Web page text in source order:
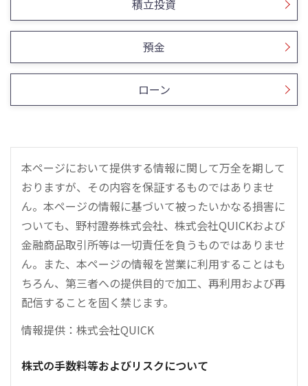
積立投資
預金
ローン
本ページにおいて提供する情報に関して万全を期して
おりますが、その内容を保証するものではありませ
ん。本ページの情報に基づいて被ったいかなる損害に
ついても、野村證券株式会社、株式会社QUICKおよび
金融商品取引所等は一切責任を負うものではありませ
ん。また、本ページの情報を営業に利用することはも
ちろん、第三者への提供目的で加工、再利用および再
配信することを固く禁じます。
情報提供：株式会社QUICK
株式の手数料等およびリスクについて